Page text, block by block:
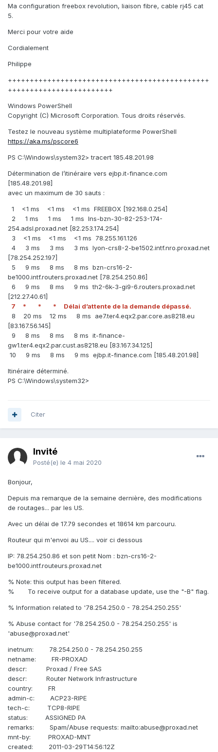
Ma configuration freebox revolution, liaison fibre, cable rj45 cat
5.
Merci pour votre aide
Cordialement
Philippe
++++++++++++++++++++++++++++++++++++++++++++++
++++++++++++++++++++++++
Windows PowerShell
Copyright (C) Microsoft Corporation. Tous droits réservés.
Testez le nouveau système multiplateforme PowerShell
https://aka.ms/pscore6
PS C:\Windows\system32> tracert 185.48.201.98
Détermination de l’itinéraire vers ejbp.it-finance.com
[185.48.201.98]
avec un maximum de 30 sauts :
1 <1 ms <1 ms <1 ms FREEBOX [192.168.0.254]
2 1 ms 1 ms 1 ms lns-bzn-30-82-253-174-
254.adsl.proxad.net [82.253.174.254]
3 <1 ms <1 ms <1 ms 78.255.161.126
4 3 ms 3 ms 3 ms lyon-crs8-2-be1502.intf.nro.proxad.net
[78.254.252.197]
5 9 ms 8 ms 8 ms bzn-crs16-2-
be1000.intf.routers.proxad.net [78.254.250.86]
6 9 ms 8 ms 9 ms th2-6k-3-gi9-6.routers.proxad.net
[212.27.40.61]
7 * * * Délai d’attente de la demande dépassé.
8 20 ms 12 ms 8 ms ae7.ter4.eqx2.par.core.as8218.eu
[83.167.56.145]
9 8 ms 8 ms 8 ms it-finance-
gw1.ter4.eqx2.par.cust.as8218.eu [83.167.34.125]
10 9 ms 8 ms 9 ms ejbp.it-finance.com [185.48.201.98]
Itinéraire déterminé.
PS C:\Windows\system32>
Citer
Invité
Posté(e) le 4 mai 2020
Bonjour,
Depuis ma remarque de la semaine dernière, des modifications
de routages... par les US.
Avec un délai de 17.79 secondes et 18614 km parcouru.
Routeur qui m'envoi au US.... voir ci dessous
IP: 78.254.250.86 et son petit Nom : bzn-crs16-2-
be1000.intf.routeurs.proxad.net
% Note: this output has been filtered.
% To receive output for a database update, use the "-B" flag.
% Information related to '78.254.250.0 - 78.254.250.255'
% Abuse contact for '78.254.250.0 - 78.254.250.255' is
'abuse@proxad.net'
inetnum: 78.254.250.0 - 78.254.250.255
netname: FR-PROXAD
descr: Proxad / Free SAS
descr: Router Network Infrastructure
country: FR
admin-c: ACP23-RIPE
tech-c: TCP8-RIPE
status: ASSIGNED PA
remarks: Spam/Abuse requests: mailto:abuse@proxad.net
mnt-by: PROXAD-MNT
created: 2011-03-29T14:56:12Z